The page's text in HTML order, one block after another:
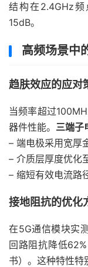
结构在2.4GHz
15dB。
高频场景中
趋肤效应的应对
当频率超过
器件性能。 三端子
– 端电极采用宽厚
– 介质层厚度优化
– 缩短有效电流路
接地阻抗的优化
在5G通信模块实
回路阻抗降低
书）。这种特性特